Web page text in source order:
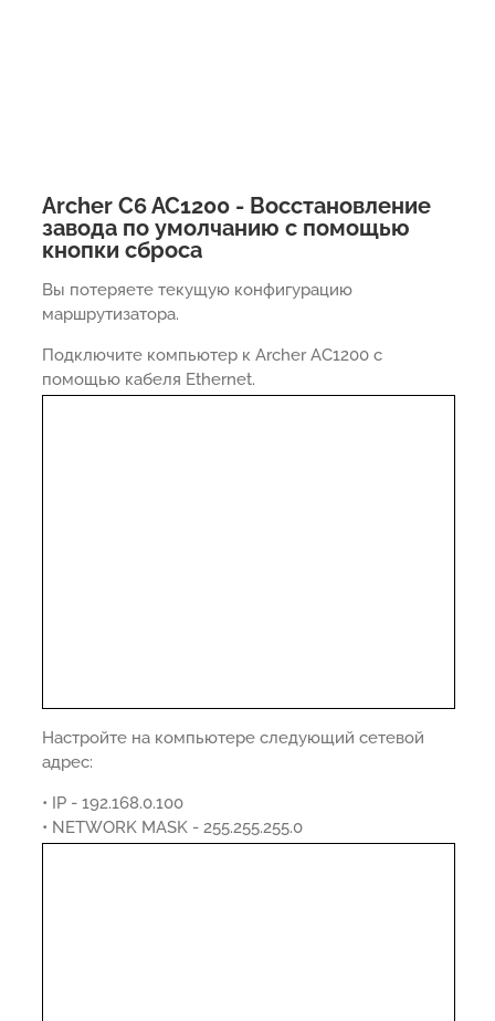
Archer C6 AC1200 - Восстановление
завода по умолчанию с помощью
кнопки сброса
Вы потеряете текущую конфигурацию
маршрутизатора.
Подключите компьютер к Archer AC1200 с
помощью кабеля Ethernet.
Настройте на компьютере следующий сетевой
адрес:
• IP - 192.168.0.100
• NETWORK MASK - 255.255.255.0